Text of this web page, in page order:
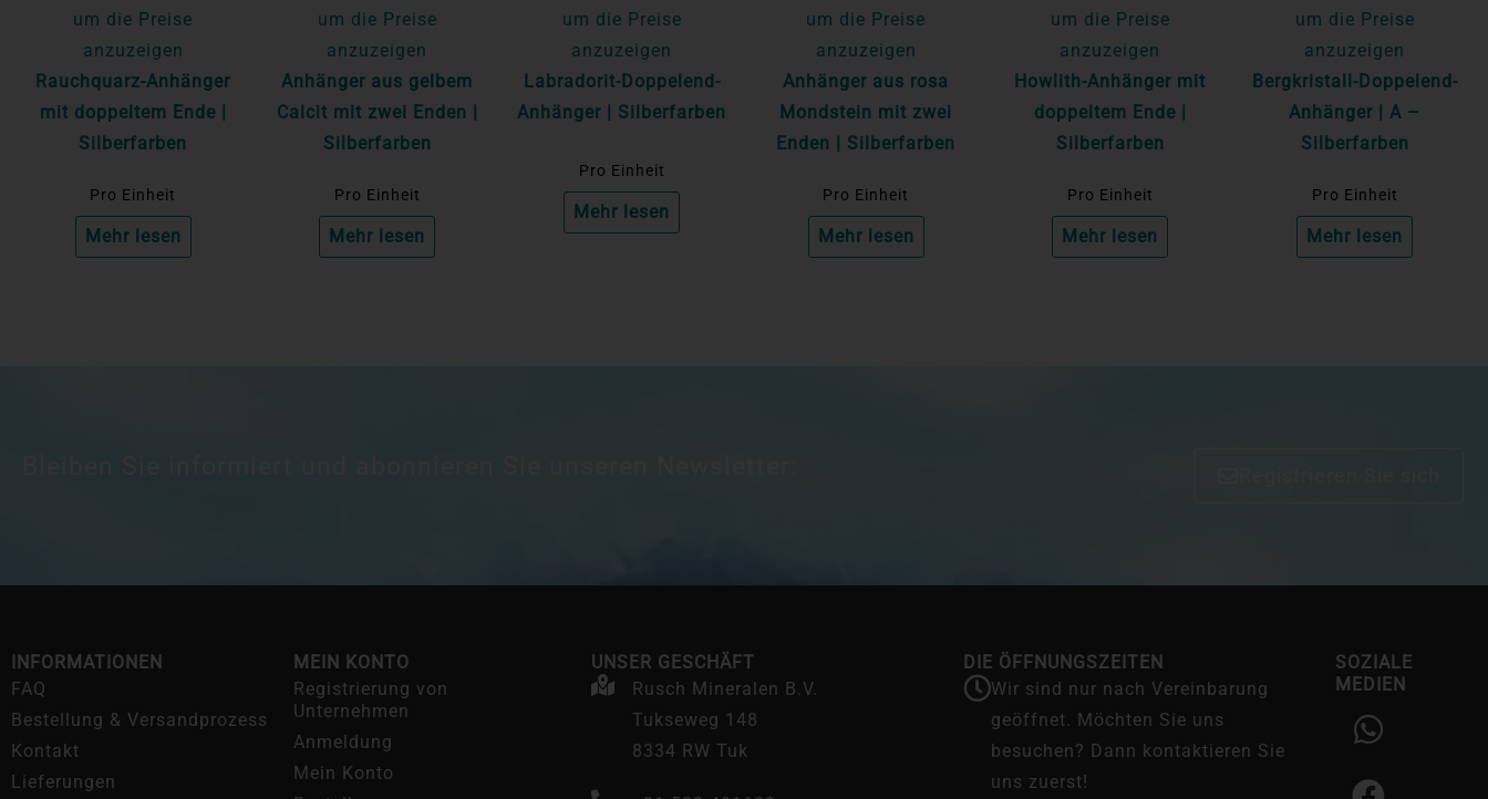
um die Preise
anzuzeigen
Rauchquarz-Anhänger
mit doppeltem Ende |
Silberfarben
Pro Einheit
Mehr lesen
um die Preise
anzuzeigen
Anhänger aus gelbem
Calcit mit zwei Enden |
Silberfarben
Pro Einheit
Mehr lesen
um die Preise
anzuzeigen
Labradorit-Doppelend-
Anhänger | Silberfarben
Pro Einheit
Mehr lesen
um die Preise
anzuzeigen
Anhänger aus rosa
Mondstein mit zwei
Enden | Silberfarben
Pro Einheit
Mehr lesen
um die Preise
anzuzeigen
Howlith-Anhänger mit
doppeltem Ende |
Silberfarben
Pro Einheit
Mehr lesen
um die Preise
anzuzeigen
Bergkristall-Doppelend-
Anhänger | A –
Silberfarben
Pro Einheit
Mehr lesen
INFORMATIONEN
FAQ
Bestellung & Versandprozess
Kontakt
Lieferungen
MEIN KONTO
Registrierung von
Unternehmen
Anmeldung
Mein Konto
UNSER GESCHÄFT
Rusch Mineralen B.V.
Tukseweg 148
8334 RW Tuk
DIE ÖFFNUNGSZEITEN
Wir sind nur nach Vereinbarung
geöffnet. Möchten Sie uns
besuchen? Dann kontaktieren Sie
uns zuerst!
SOZIALE
MEDIEN
W
h
a
F
a
c
I
n
s